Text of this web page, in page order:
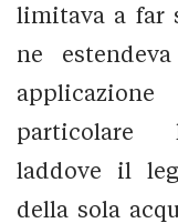
limitava a far
ne
particolare
laddove il
della sola